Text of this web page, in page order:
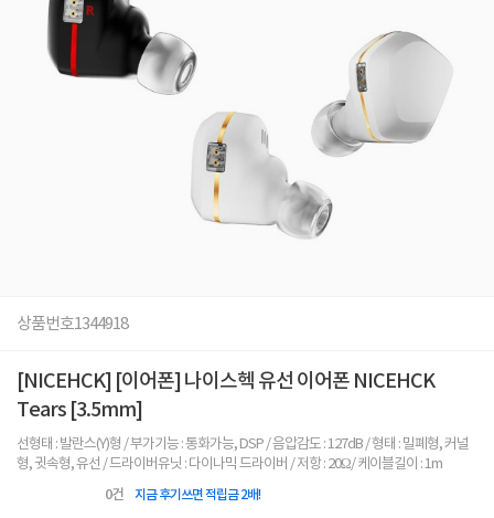
상품번호1344918
[NICEHCK] [이어폰] 나이스헥 유선 이어폰 NICEHCK
Tears [3.5mm]
선형태 : 발란스(Y)형 / 부가기능 : 통화가능, DSP / 음압감도 : 127dB / 형태 : 밀폐형, 커널
형, 귓속형, 유선 / 드라이버유닛 : 다이나믹 드라이버 / 저항 : 20Ω/ 케이블길이 : 1m
0건 지금 후기쓰면 적립금 2배!